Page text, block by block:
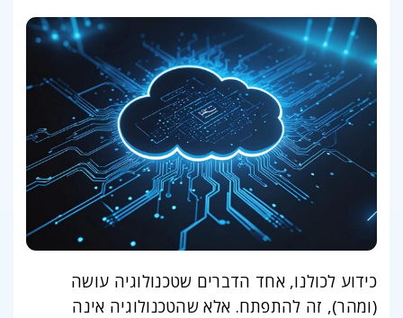
כידוע לכולנו, אחד הדברים שטכנולוגיה עושה
(ומהר), זה להתפתח. אלא שהטכנולוגיה אינה